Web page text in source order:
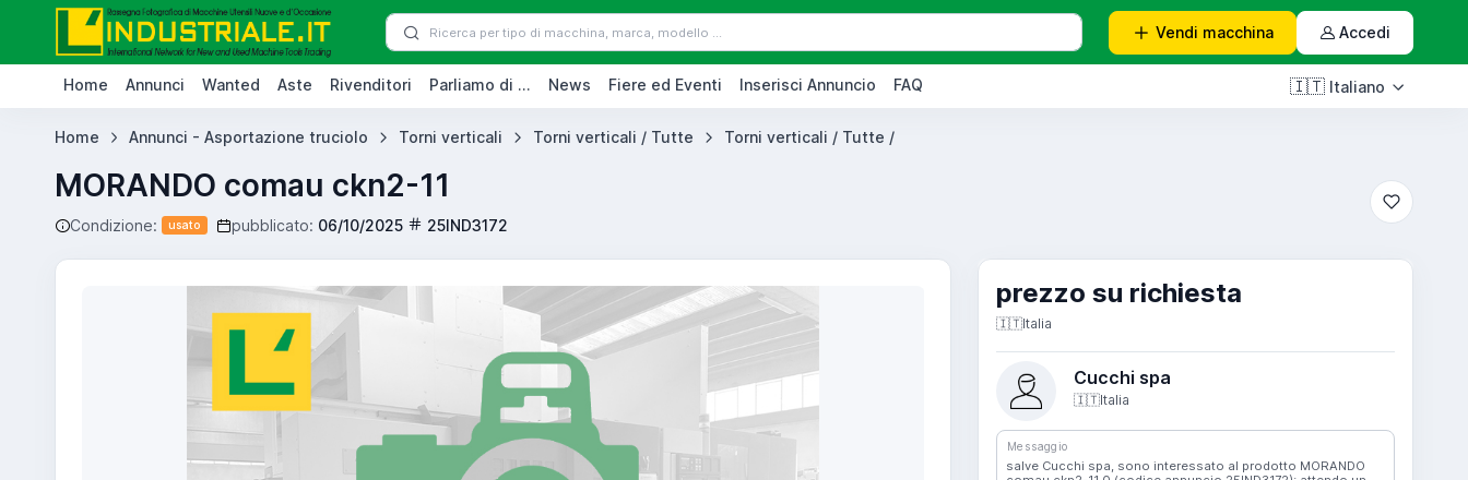
Vendi macchina Accedi
Home Annunci Wanted Aste Rivenditori Parliamo di ... News Fiere ed Eventi Inserisci Annuncio FAQ 🇮🇹 Italiano
Home Annunci - Asportazione truciolo Torni verticali Torni verticali / Tutte Torni verticali / Tutte /
MORANDO comau ckn2-11
Condizione: usato pubblicato: 06/10/2025 25IND3172
prezzo su richiesta
🇮🇹Italia
Cucchi spa
🇮🇹Italia
Messaggio